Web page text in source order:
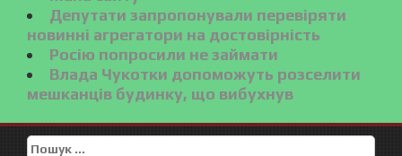
Депутати запропонували перевіряти
новинні агрегатори на достовірність
Росію попросили не займати
Влада Чукотки допоможуть розселити
мешканців будинку, що вибухнув
Пошук: